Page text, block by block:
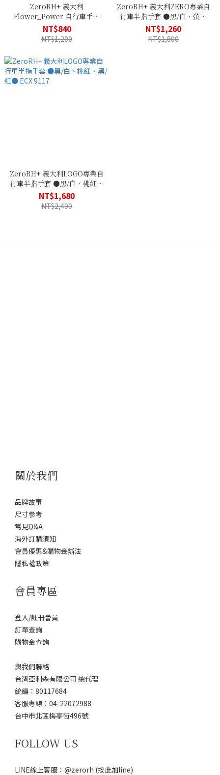
ZeroRH+ 義大利
Flower_Power 自行車手套
(白) ECX 9102_000
NT$840
NT$1,200
ZeroRH+ 義大利ZERO專業自
行車半指手套 ●黑/白、螢光
黃、粉紅● ECX 9097
NT$1,260
NT$1,800
ZeroRH+ 義大利LOGO專業自
行車半指手套 ●黑/白、桃紅、
黑/紅● ECX 9117
NT$1,680
NT$2,400
關於我們
品牌故事
尺寸參考
常見Q&A
海外訂購須知
會員優惠&購物金辦法
隱私權政策
會員專區
登入/註冊會員
訂單查詢
購物金查詢
與我們聯絡
台灣亞利森有限公司 總代理
統編：80117684
客服專線：04-22072988
台中市北區梅亭街496號
FOLLOW US
LINE線上客服：@zerorh (按此加line)